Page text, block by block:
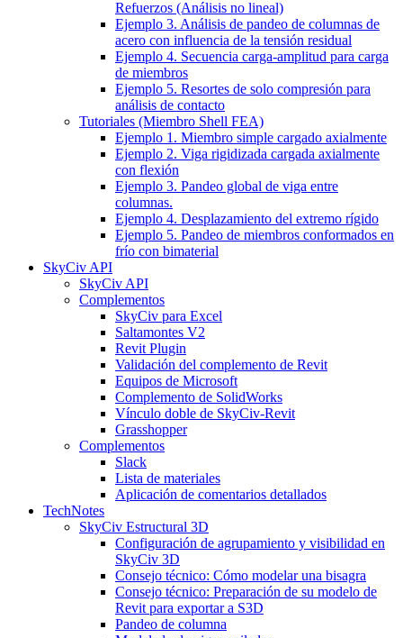
Refuerzos (Análisis no lineal)
Ejemplo 3. Análisis de pandeo de columnas de
acero con influencia de la tensión residual
Ejemplo 4. Secuencia carga-amplitud para carga
de miembros
Ejemplo 5. Resortes de solo compresión para
análisis de contacto
Tutoriales (Miembro Shell FEA)
Ejemplo 1. Miembro simple cargado axialmente
Ejemplo 2. Viga rigidizada cargada axialmente
con flexión
Ejemplo 3. Pandeo global de viga entre
columnas.
Ejemplo 4. Desplazamiento del extremo rígido
Ejemplo 5. Pandeo de miembros conformados en
frío con bimaterial
SkyCiv API
SkyCiv API
Complementos
SkyCiv para Excel
Saltamontes V2
Revit Plugin
Validación del complemento de Revit
Equipos de Microsoft
Complemento de SolidWorks
Vínculo doble de SkyCiv-Revit
Grasshopper
Complementos
Slack
Lista de materiales
Aplicación de comentarios detallados
TechNotes
SkyCiv Estructural 3D
Configuración de agrupamiento y visibilidad en
SkyCiv 3D
Consejo técnico: Cómo modelar una bisagra
Consejo técnico: Preparación de su modelo de
Revit para exportar a S3D
Pandeo de columna